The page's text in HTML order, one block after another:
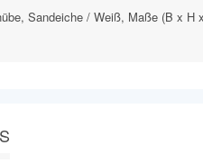
Sandeiche / Weiß, Maße (B x H